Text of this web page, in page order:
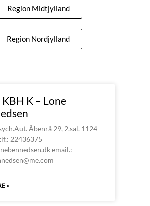
Region Midtjylland
Region Nordjylland
KBH K – Lone
Åbenrå 29, 2.sal. 1124
22436375
email.:
»